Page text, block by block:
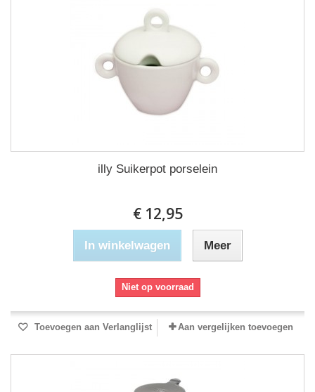
illy Suikerpot porselein
€ 12,95
In winkelwagen Meer
Niet op voorraad
Toevoegen aan Verlanglijst Aan vergelijken toevoegen